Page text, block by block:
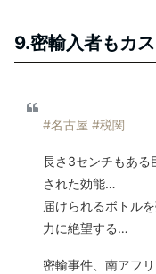
9.密輸入者もカ
#名古屋 #税関
長さ3センチもある
された効能…
届けられるボトル
力に絶望する…
密輸事件、南アフ